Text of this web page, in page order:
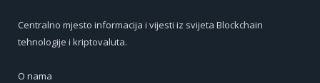
Centralno mjesto informacija i vijesti iz svijeta Blockchain
tehnologije i kriptovaluta.
O nama